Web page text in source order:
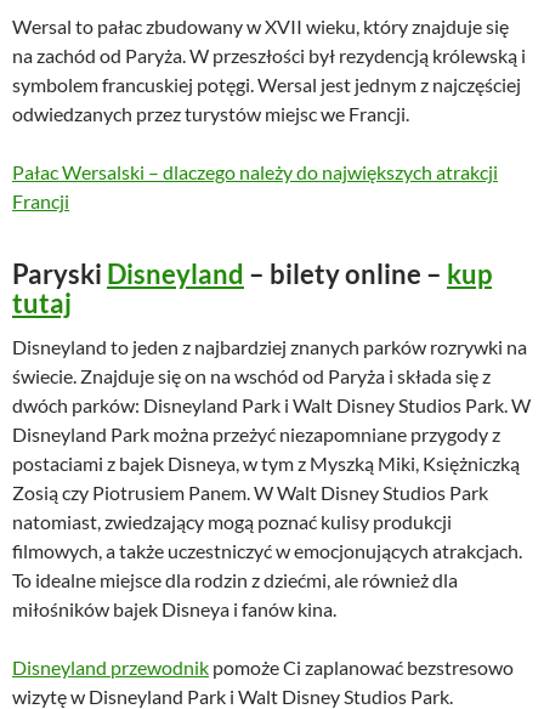
Wersal to pałac zbudowany w XVII wieku, który znajduje się
na zachód od Paryża. W przeszłości był rezydencją królewską i
symbolem francuskiej potęgi. Wersal jest jednym z najczęściej
odwiedzanych przez turystów miejsc we Francji.
Pałac Wersalski – dlaczego należy do największych atrakcji
Francji
Paryski Disneyland – bilety online – kup
tutaj
Disneyland to jeden z najbardziej znanych parków rozrywki na
świecie. Znajduje się on na wschód od Paryża i składa się z
dwóch parków: Disneyland Park i Walt Disney Studios Park. W
Disneyland Park można przeżyć niezapomniane przygody z
postaciami z bajek Disneya, w tym z Myszką Miki, Księżniczką
Zosią czy Piotrusiem Panem. W Walt Disney Studios Park
natomiast, zwiedzający mogą poznać kulisy produkcji
filmowych, a także uczestniczyć w emocjonujących atrakcjach.
To idealne miejsce dla rodzin z dziećmi, ale również dla
miłośników bajek Disneya i fanów kina.
Disneyland przewodnik pomoże Ci zaplanować bezstresowo
wizytę w Disneyland Park i Walt Disney Studios Park.